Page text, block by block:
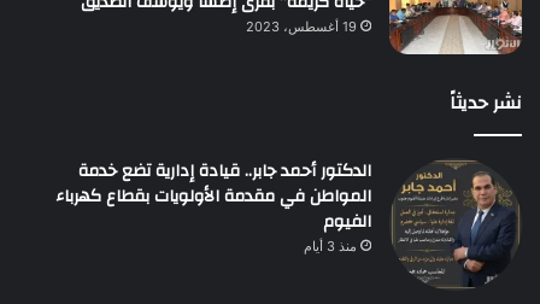
19 أغسطس، 2023
نشر حديثاً
الدكتور أحمد جابر.. قيادة إدارية تضع خدمة
المواطن في مقدمة الأولويات بقطاع كهرباء
الفيوم
منذ 3 أيام